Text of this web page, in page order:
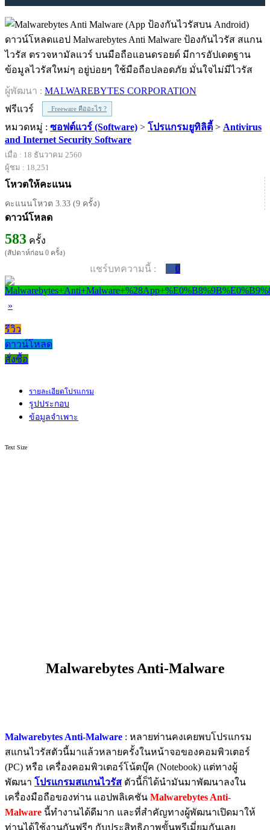
ดาวน์โหลดแอป Malwarebytes Anti Malware ป้องกันไวรัส สแกน
ไวรัส ตรวจหามัลแวร์ บนมือถือแอนดรอยด์ มีการอัปเดตฐาน
ข้อมูลไวรัสใหม่ๆ อยู่บ่อยๆ ใช้มือถือปลอดภัย มั่นใจไม่มีไวรัส
ผู้พัฒนา : MALWAREBYTES CORPORATION
ฟรีแวร์
Freeware คืออะไร ?
หมวดหมู่ : ซอฟต์แวร์ (Software) > โปรแกรมยูทิลิตี้ > Antivirus
and Internet Security Software
เมื่อ : 18 ธันวาคม 2560
ผู้ชม : 18,251
โหวตให้คะแนน
คะแนนโหวต 3.33 (9 ครั้ง)
ดาวน์โหลด
583 ครั้ง
(สัปดาห์ก่อน 0 ครั้ง)
แชร์บทความนี้ : 0
»
รีวิว
ดาวน์โหลด
สั่งซื้อ
รายละเอียดโปรแกรม
รูปประกอบ
ข้อมูลจำเพาะ
Text Size
Malwarebytes Anti-Malware
Malwarebytes Anti-Malware : หลายท่านคงเคยพบโปรแกรม
สแกนไวรัสตัวนี้มาแล้วหลายครั้งในหน้าจอของคอมพิวเตอร์
(PC) หรือ เครื่องคอมพิวเตอร์โน้ตบุ๊ค (Notebook) แต่ทางผู้
พัฒนา โปรแกรมสแกนไวรัส ตัวนี้ก็ได้นำมันมาพัฒนาลงใน
เครื่องมือถือของท่าน แอปพลิเคชัน Malwarebytes Anti-
Malware นี้ทำงานได้ดีมาก และที่สำคัญทางผู้พัฒนาเปิดมาให้
ท่านได้ใช้งานกันฟรีๆ กับประสิทธิภาพขั้นพรีเมี่ยมกันเลย